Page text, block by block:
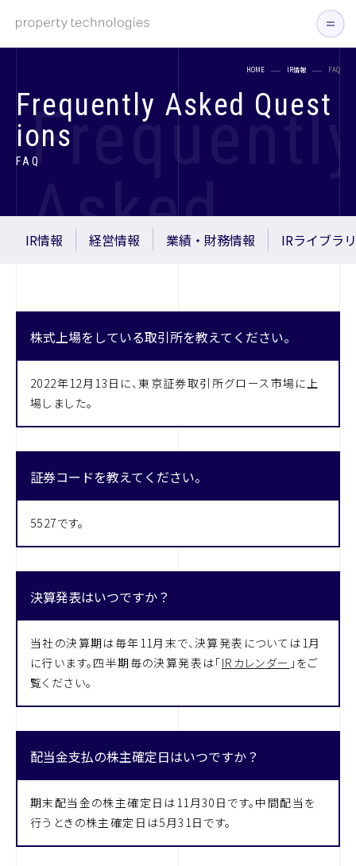
企業情報
会社概要
経営方針/事業戦略
主要メンバー
アクセス
事業内容
IR情報トップ
採用情報
コラム
プライバシーポリシー
HOME IR情報 FAQ
Frequently Asked Quest
ions
FAQ
Asked
IR情報 経営情報 業績・財務情報 IRライブラリ
株式上場をしている取引所を教えてください。
2022年12月13日に、東京証券取引所グロース市場に上
場しました。
証券コードを教えてください。
5527です。
決算発表はいつですか？
当社の決算期は毎年11月末で、決算発表については1月
に行います。四半期毎の決算発表は「IRカレンダー 」をご
覧ください。
配当金支払の株主確定日はいつですか？
期末配当金の株主確定日は11月30日です。中間配当を
行うときの株主確定日は5月31日です。